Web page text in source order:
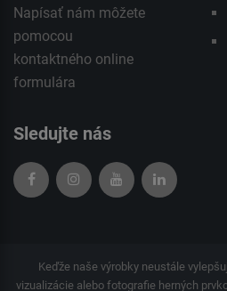
Napísať nám môžete
pomocou
kontaktného online
formulára
Sledujte nás
Keďže naše výrobky neustále
vizualizácie alebo fotografie herných